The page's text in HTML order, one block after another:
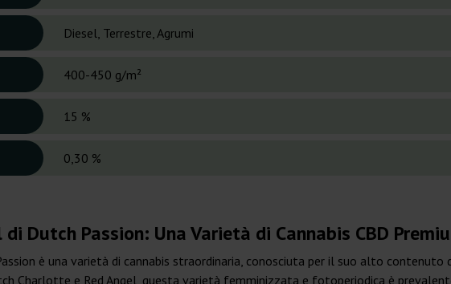
Diesel, Terrestre, Agrumi
400-450 g/m²
15 %
0,30 %
Dutch Passion: Una Varietà di Cannabis CBD
è una varietà di cannabis straordinaria, conosciuta per il suo alto contenuto
Charlotte e Red Angel, questa varietà femminizzata e fotoperiodica è